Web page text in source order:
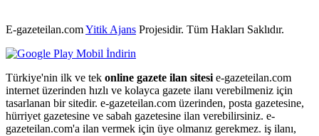
E-gazeteilan.comYitik Ajans Projesidir. Tüm Hakları Saklıdır.
Türkiye'nin ilk ve tek online gazete ilan sitesi e-gazeteilan.com
internet üzerinden hızlı ve kolayca gazete ilanı verebilmeniz için
tasarlanan bir sitedir. e-gazeteilan.com üzerinden, posta gazetesine,
hürriyet gazetesine ve sabah gazetesine ilan verebilirsiniz. e-
gazeteilan.com'a ilan vermek için üye olmanız gerekmez. iş ilanı,